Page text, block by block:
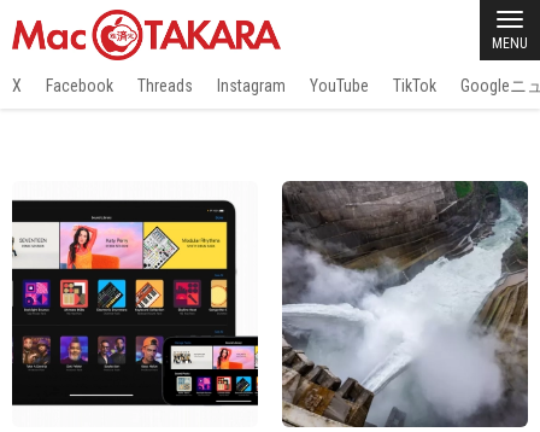
MENU
X Facebook Threads Instagram YouTube TikTok Googleニ